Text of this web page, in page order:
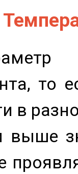
то
в
выше